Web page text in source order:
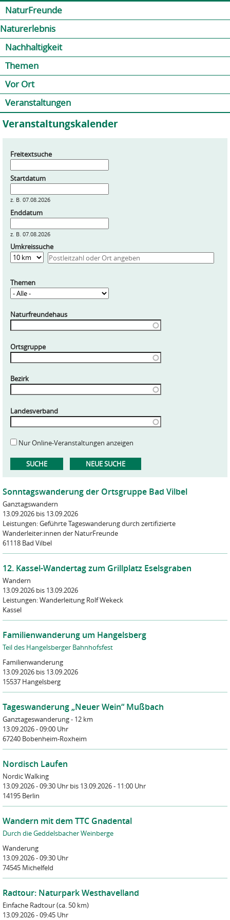
NaturFreunde
Naturerlebnis
Nachhaltigkeit
Themen
Vor Ort
Veranstaltungen
Veranstaltungskalender
Freitextsuche
Startdatum
z. B. 07.08.2026
Enddatum
z. B. 07.08.2026
Umkreissuche
Entfernung
Themen
Naturfreundehaus
Ortsgruppe
Bezirk
Landesverband
Nur Online-Veranstaltungen anzeigen
Sonntagswanderung der Ortsgruppe Bad Vilbel
Ganztagswandern
13.09.2026 bis 13.09.2026
Leistungen:Geführte Tageswanderung durch zertifizierte
Wanderleiter:innen der NaturFreunde
61118 Bad Vilbel
12. Kassel-Wandertag zum Grillplatz Eselsgraben
Wandern
13.09.2026 bis 13.09.2026
Leistungen:Wanderleitung Rolf Wekeck
Kassel
Familienwanderung um Hangelsberg
Teil des Hangelsberger Bahnhofsfest
Familienwanderung
13.09.2026 bis 13.09.2026
15537 Hangelsberg
Tageswanderung „Neuer Wein“ Mußbach
Ganztageswanderung - 12 km
13.09.2026 - 09:00 Uhr
67240 Bobenheim-Roxheim
Nordisch Laufen
Nordic Walking
13.09.2026 - 09:30 Uhr bis 13.09.2026 - 11:00 Uhr
14195 Berlin
Wandern mit dem TTC Gnadental
Durch die Geddelsbacher Weinberge
Wanderung
13.09.2026 - 09:30 Uhr
74545 Michelfeld
Radtour: Naturpark Westhavelland
Einfache Radtour (ca. 50 km)
13.09.2026 - 09:45 Uhr